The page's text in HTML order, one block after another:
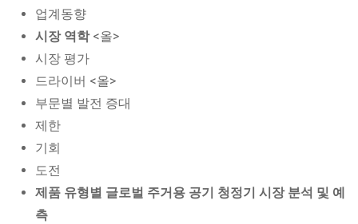
업계동향
시장 역학<올>
시장 평가
드라이버 <올>
부문별 발전 증대
제한
기회
도전
제품 유형별 글로벌 주거용 공기 청정기 시장 분석 및 예
측